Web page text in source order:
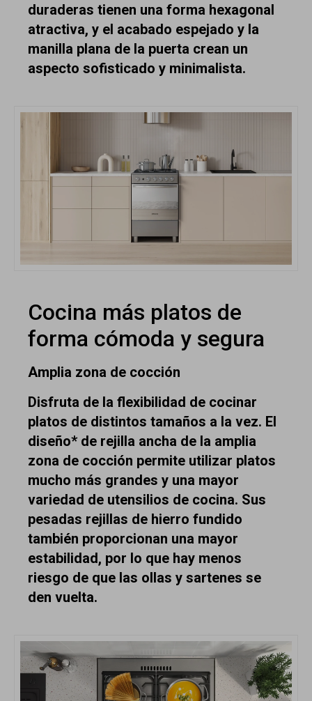
duraderas tienen una forma hexagonal
atractiva, y el acabado espejado y la
manilla plana de la puerta crean un
aspecto sofisticado y minimalista.
Cocina más platos de
forma cómoda y segura
Amplia zona de cocción
Disfruta de la flexibilidad de cocinar
platos de distintos tamaños a la vez. El
diseño* de rejilla ancha de la amplia
zona de cocción permite utilizar platos
mucho más grandes y una mayor
variedad de utensilios de cocina. Sus
pesadas rejillas de hierro fundido
también proporcionan una mayor
estabilidad, por lo que hay menos
riesgo de que las ollas y sartenes se
den vuelta.